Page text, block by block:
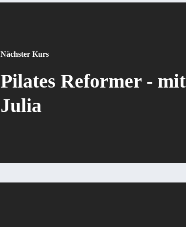
Nächster Kurs
Pilates Reformer - mit
Julia